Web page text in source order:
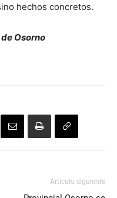
hechos concretos.
Osorno
Artículo siguiente